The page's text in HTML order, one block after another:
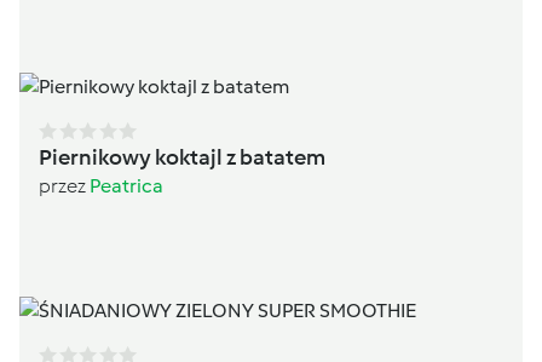
Piernikowy koktajl z batatem
przez Peatrica